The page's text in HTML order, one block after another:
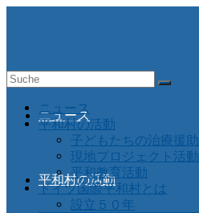
ニュース
平和村の活動
Suche
ニュース
平和村の活動
子どもたちの治療援助
現地プロジェクト活動
平和教育活動
ドイツ国際平和村とは
設立５０年